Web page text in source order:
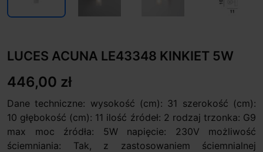
LUCES ACUNA LE43348 KINKIET 5W
446,00 zł
Dane techniczne: wysokość (cm): 31 szerokość (cm):
10 głębokość (cm): 11 ilość źródeł: 2 rodzaj trzonka: G9
max moc źródła: 5W napięcie: 230V możliwość
ściemniania: Tak, z zastosowaniem ściemnialnej